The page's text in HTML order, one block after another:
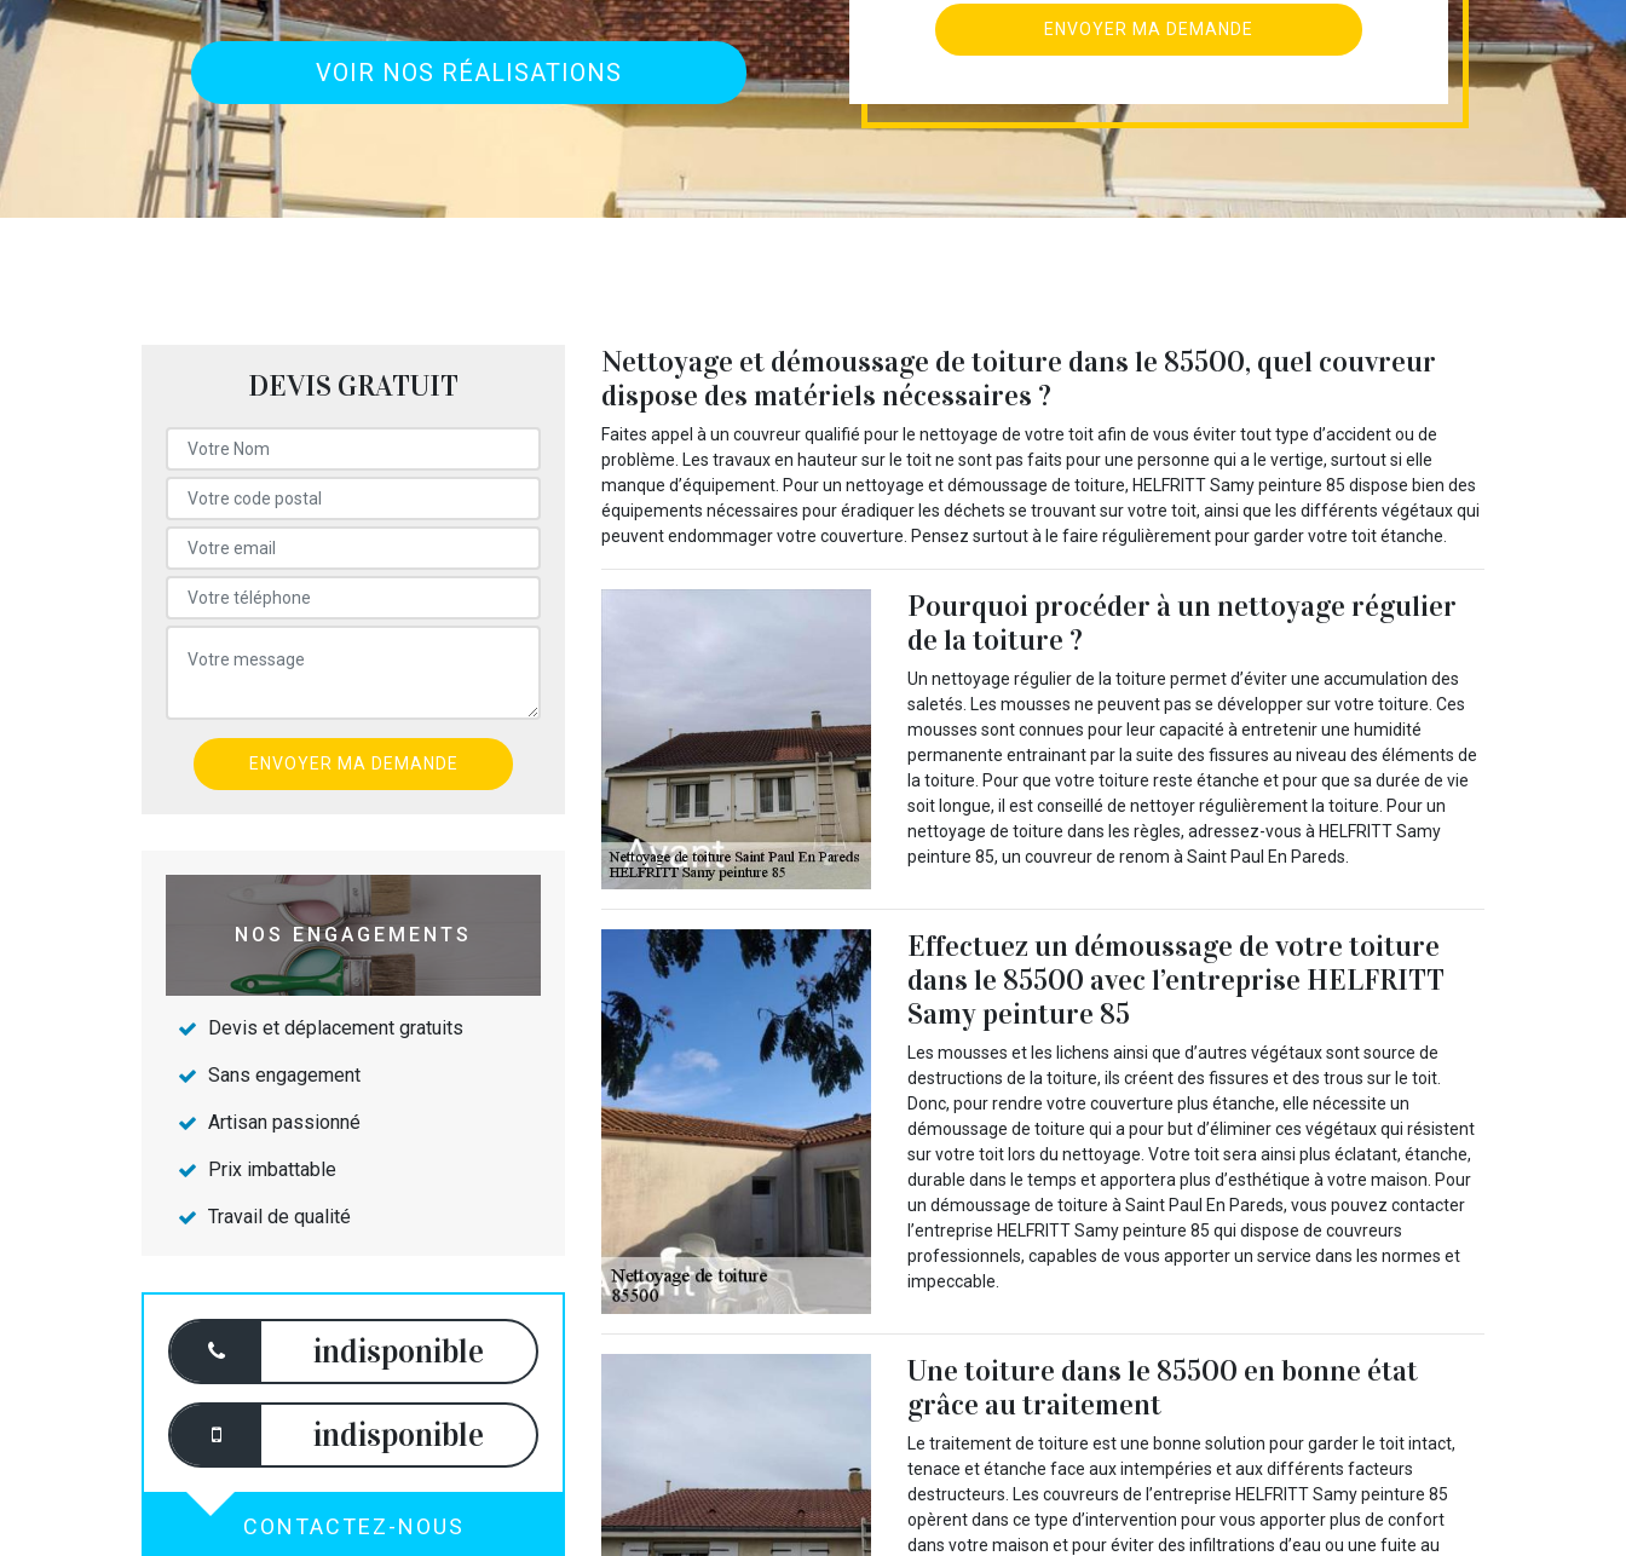
VOIR NOS RÉALISATIONS
DEVIS GRATUIT
NOS ENGAGEMENTS
Devis et déplacement gratuits
Sans engagement
Artisan passionné
Prix imbattable
Travail de qualité
indisponible
indisponible
CONTACTEZ-NOUS
Nettoyage et démoussage de toiture dans le 85500, quel couvreur
dispose des matériels nécessaires ?
Faites appel à un couvreur qualifié pour le nettoyage de votre toit afin de vous éviter tout type d’accident ou de
problème. Les travaux en hauteur sur le toit ne sont pas faits pour une personne qui a le vertige, surtout si elle
manque d’équipement. Pour un nettoyage et démoussage de toiture, HELFRITT Samy peinture 85 dispose bien des
équipements nécessaires pour éradiquer les déchets se trouvant sur votre toit, ainsi que les différents végétaux qui
peuvent endommager votre couverture. Pensez surtout à le faire régulièrement pour garder votre toit étanche.
Pourquoi procéder à un nettoyage régulier
de la toiture ?
Un nettoyage régulier de la toiture permet d’éviter une accumulation des
saletés. Les mousses ne peuvent pas se développer sur votre toiture. Ces
mousses sont connues pour leur capacité à entretenir une humidité
permanente entrainant par la suite des fissures au niveau des éléments de
la toiture. Pour que votre toiture reste étanche et pour que sa durée de vie
soit longue, il est conseillé de nettoyer régulièrement la toiture. Pour un
nettoyage de toiture dans les règles, adressez-vous à HELFRITT Samy
peinture 85, un couvreur de renom à Saint Paul En Pareds.
Effectuez un démoussage de votre toiture
dans le 85500 avec l’entreprise HELFRITT
Samy peinture 85
Les mousses et les lichens ainsi que d’autres végétaux sont source de
destructions de la toiture, ils créent des fissures et des trous sur le toit.
Donc, pour rendre votre couverture plus étanche, elle nécessite un
démoussage de toiture qui a pour but d’éliminer ces végétaux qui résistent
sur votre toit lors du nettoyage. Votre toit sera ainsi plus éclatant, étanche,
durable dans le temps et apportera plus d’esthétique à votre maison. Pour
un démoussage de toiture à Saint Paul En Pareds, vous pouvez contacter
l’entreprise HELFRITT Samy peinture 85 qui dispose de couvreurs
professionnels, capables de vous apporter un service dans les normes et
impeccable.
Une toiture dans le 85500 en bonne état
grâce au traitement
Le traitement de toiture est une bonne solution pour garder le toit intact,
tenace et étanche face aux intempéries et aux différents facteurs
destructeurs. Les couvreurs de l’entreprise HELFRITT Samy peinture 85
opèrent dans ce type d’intervention pour vous apporter plus de confort
dans votre maison et pour éviter des infiltrations d’eau ou une fuite au